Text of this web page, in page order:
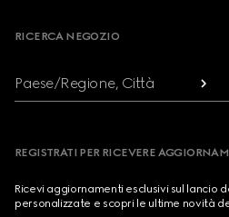
RICERCA NEGOZIO
Paese/Regione, Città
REGISTRATI PER RICEVERE
Ricevi aggiornamenti esclusivi sul lancio
personalizzate e scopri le ultime novità